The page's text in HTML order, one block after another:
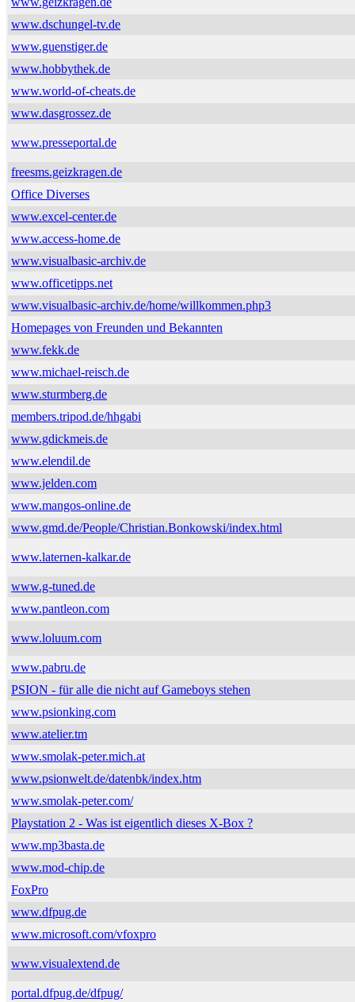
www.dschungel-tv.de
www.guenstiger.de
www.hobbythek.de
www.world-of-cheats.de
www.dasgrossez.de
www.presseportal.de
freesms.geizkragen.de
Office Diverses
www.excel-center.de
www.access-home.de
www.visualbasic-archiv.de
www.officetipps.net
www.visualbasic-archiv.de/home/willkommen.php3
Homepages von Freunden und Bekannten
www.fekk.de
www.michael-reisch.de
www.sturmberg.de
members.tripod.de/hhgabi
www.gdickmeis.de
www.elendil.de
www.jelden.com
www.mangos-online.de
www.gmd.de/People/Christian.Bonkowski/index.html
www.laternen-kalkar.de
www.g-tuned.de
www.pantleon.com
www.loluum.com
www.pabru.de
PSION - für alle die nicht auf Gameboys stehen
www.psionking.com
www.atelier.tm
www.smolak-peter.mich.at
www.psionwelt.de/datenbk/index.htm
www.smolak-peter.com/
Playstation 2 - Was ist eigentlich dieses X-Box ?
www.mp3basta.de
www.mod-chip.de
FoxPro
www.dfpug.de
www.microsoft.com/vfoxpro
www.visualextend.de
portal.dfpug.de/dfpug/